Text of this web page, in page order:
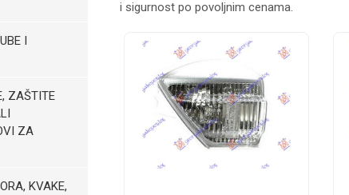
I
ZAŠTITE
ZA
KVAKE,
i sigurnost po povoljnim cenama.